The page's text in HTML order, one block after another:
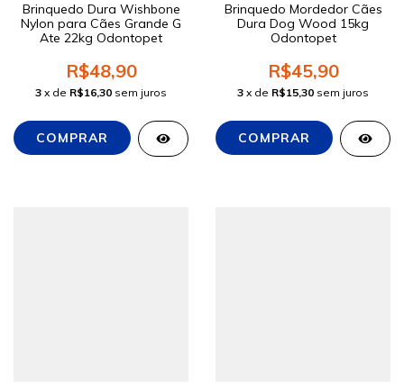
Brinquedo Dura Wishbone
Nylon para Cães Grande G
Ate 22kg Odontopet
R$48,90
3 x de R$16,30 sem juros
Brinquedo Mordedor Cães
Dura Dog Wood 15kg
Odontopet
R$45,90
3 x de R$15,30 sem juros